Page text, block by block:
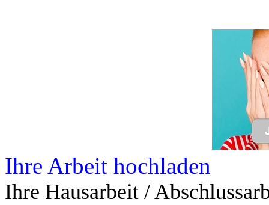
Ihre Arbeit hochladen
Ihre Hausarbeit /